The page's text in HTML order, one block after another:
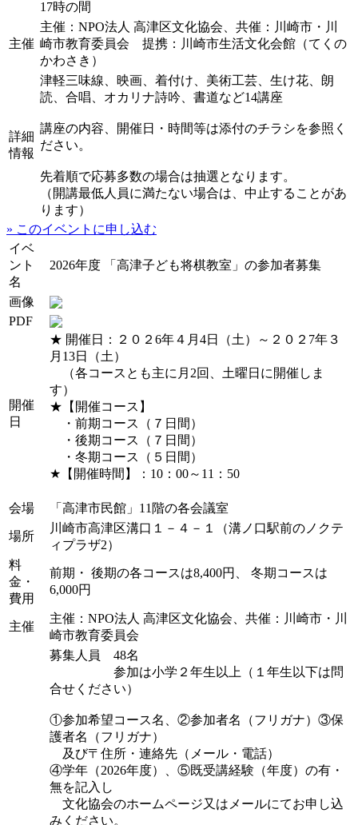
17時の間
主催
主催：NPO法人 高津区文化協会、共催：川崎市・川
崎市教育委員会 提携：川崎市生活文化会館（てくの
かわさき）
詳細
情報
津軽三味線、映画、着付け、美術工芸、生け花、朗
読、合唱、オカリナ詩吟、書道など14講座
講座の内容、開催日・時間等は添付のチラシを参照く
ださい。
先着順で応募多数の場合は抽選となります。
（開講最低人員に満たない場合は、中止することがあ
ります）
» このイベントに申し込む
イベ
ント
名
2026年度 「高津子ども将棋教室」の参加者募集
画像
PDF
開催
日
★ 開催日：２０２6年４月4日（土）～２０２7年３
月13日（土）
（各コースとも主に月2回、土曜日に開催しま
す）
★【開催コース】
・前期コース（７日間）
・後期コース（７日間）
・冬期コース（５日間）
★【開催時間】：10：00～11：50
会場 「高津市民館」11階の各会議室
場所
川崎市高津区溝口１－４－１（溝ノ口駅前のノクテ
ィプラザ2）
料
金・
費用
前期・ 後期の各コースは8,400円、 冬期コースは
6,000円
主催
主催：NPO法人 高津区文化協会、共催：川崎市・川
崎市教育委員会
募集人員 48名
参加は小学２年生以上（１年生以下は問
合せください）
①参加希望コース名、②参加者名（フリガナ）③保
護者名（フリガナ）
及び〒住所・連絡先（メール・電話）
④学年（2026年度）、⑤既受講経験（年度）の有・
無を記入し
文化協会のホームページ又はメールにてお申し込
みください。